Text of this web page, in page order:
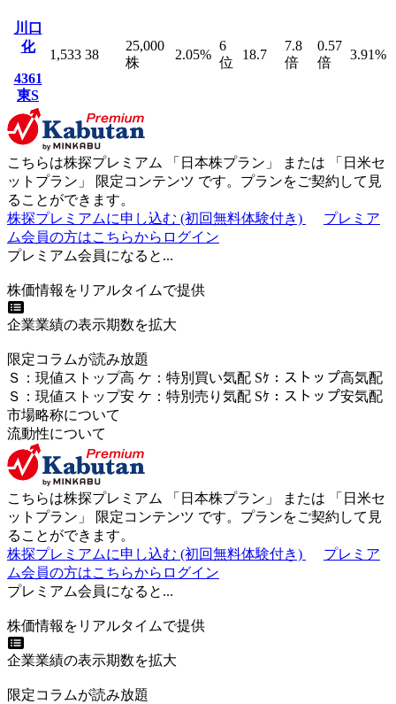
川口
化
4361
東S
1,533 38
25,000
株
2.05%
6
位
18.7
7.8
倍
0.57
倍
3.91%
こちらは株探プレミアム 「 日本株プラン 」 または 「 日米セ
ットプラン 」 限定コンテンツ です。プランをご契約して見
ることができます。
株探プレミアムに申し込む (初回無料体験付き)
プレミア
ム会員の方はこちらからログイン
プレミアム会員になると...
株価情報をリアルタイムで提供
企業業績の表示期数を拡大
限定コラムが読み放題
Ｓ ： 現値ストップ高 ケ ： 特別買い気配 Sｹ ： ストップ高気配
Ｓ ： 現値ストップ安 ケ ： 特別売 り 気配 Sｹ ： ストップ安気配
市場略称について
流動性について
こちらは株探プレミアム 「 日本株プラン 」 または 「 日米セ
ットプラン 」 限定コンテンツ です。プランをご契約して見
ることができます。
株探プレミアムに申し込む (初回無料体験付き)
プレミア
ム会員の方はこちらからログイン
プレミアム会員になると...
株価情報をリアルタイムで提供
企業業績の表示期数を拡大
限定コラムが読み放題